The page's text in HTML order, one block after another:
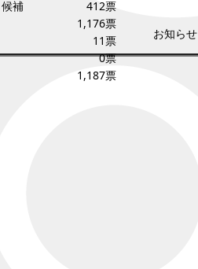
お知らせ
補
412票
1,176票
11票
0票
1,187票